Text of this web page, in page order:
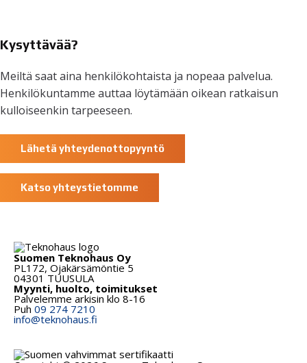
Kysyttävää?
Meiltä saat aina henkilökohtaista ja nopeaa palvelua.
Henkilökuntamme auttaa löytämään oikean ratkaisun
kulloiseenkin tarpeeseen.
Lähetä yhteydenottopyyntö
Katso yhteystietomme
Suomen Teknohaus Oy
PL172, Ojakärsämöntie 5
04301 TUUSULA
Myynti, huolto, toimitukset
Palvelemme arkisin klo 8-16
Puh 09 274 7210
info@teknohaus.fi
LinkedIn